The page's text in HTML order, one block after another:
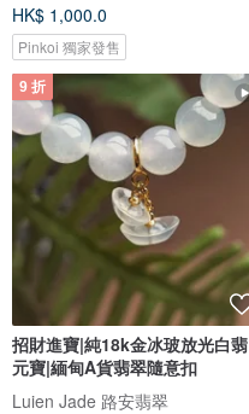
HK$ 1,000.0
Pinkoi 獨家發售
9 折
招財進寶|純18k金冰玻放光白翡
元寶|緬甸A貨翡翠隨意扣
Luien Jade 路安翡翠